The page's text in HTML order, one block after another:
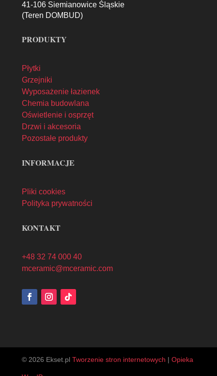
41-106 Siemianowice Śląskie
(Teren DOMBUD)
PRODUKTY
Płytki
Grzejniki
Wyposażenie łazienek
Chemia budowlana
Oświetlenie i osprzęt
Drzwi i akcesoria
Pozostałe produkty
INFORMACJE
Pliki cookies
Polityka prywatności
KONTAKT
+48 32 74 000 40
mceramic@mceramic.com
© 2026 Ekset.pl Tworzenie stron internetowych | Opieka